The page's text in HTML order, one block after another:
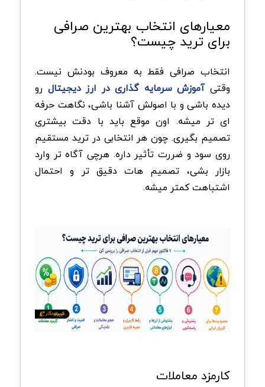
معیارهای انتخاب بهترین صرافی
برای ترید چیست؟
انتخاب صرافی فقط به معروف بودنش نیست.
وقتیآموزش سرمایه گذاری در ارز دیجیتال رو
دیده باشی و با اصولش آشنا باشی، نگاهت حرفه
ای تر میشه. اون موقع باید با دقت بیشتری
تصمیم بگیری. چون هر انتخابی در ترید مستقیم
روی سود و ضررت تأثیر داره. هرچی آگاه تر وارد
بازار بشی، تصمیم هات دقیق تر و احتمال
اشتباهت کمتر میشه.
کارمزد معاملات